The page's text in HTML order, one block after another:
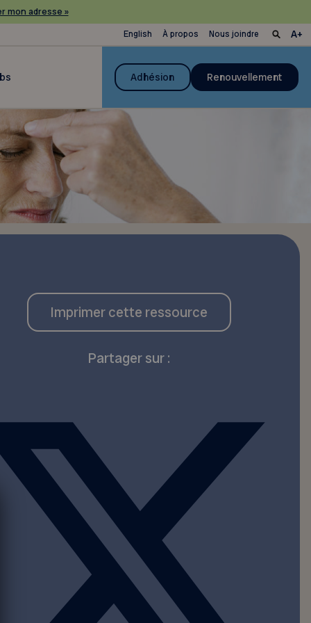
mon adresse »
English À propos Nous joindre
Adhésion Renouvellement
Imprimer cette ressource
Partager sur :